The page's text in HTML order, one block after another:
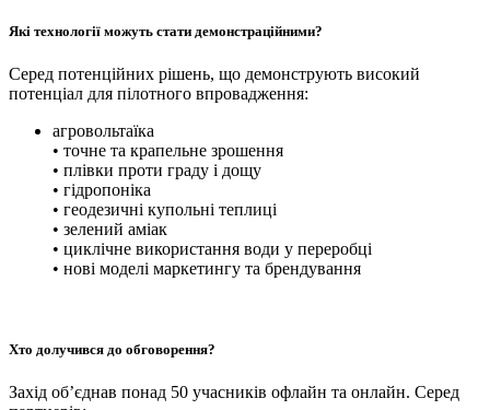
Які технології можуть стати демонстраційними?
Серед потенційних рішень, що демонструють високий
потенціал для пілотного впровадження:
агровольтаїка
• точне та крапельне зрошення
• плівки проти граду і дощу
• гідропоніка
• геодезичні купольні теплиці
• зелений аміак
• циклічне використання води у переробці
• нові моделі маркетингу та брендування
Хто долучився до обговорення?
Захід об’єднав понад 50 учасників офлайн та онлайн. Серед